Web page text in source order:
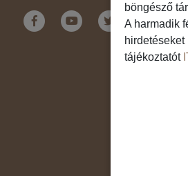
böngésző
A harmadik
tájékoztatót